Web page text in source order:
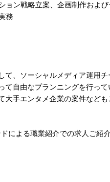
ョン戦略立案、企画制作およ
務
て、ソーシャルメディア運用チ
自由なプランニングを行って
手エンタメ企業の案件なども
による職業紹介での求人ご紹介